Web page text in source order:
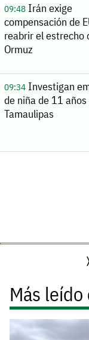
09:48Irán exige
compensación de
reabrir el estrecho
Ormuz
09:34Investigan
de niña de 11 años
Tamaulipas
Más